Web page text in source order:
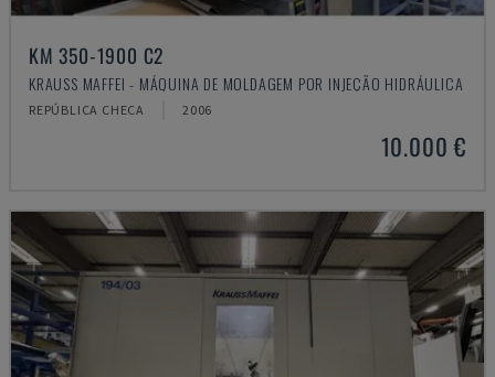
KM 350-1900 C2
KRAUSS MAFFEI - MÁQUINA DE MOLDAGEM POR INJEÇÃO HIDRÁULICA
REPÚBLICA CHECA 2006
10.000 €